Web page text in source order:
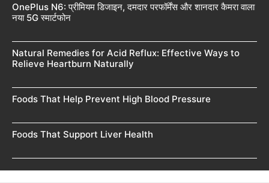
OnePlus N6: प्रीमियम डिजाइन, दमदार परफॉर्मेंस और शानदार कैमरा वाला
नया 5G स्मार्टफोन
Natural Remedies for Acid Reflux: Effective Ways to
Relieve Heartburn Naturally
Foods That Help Prevent High Blood Pressure
Foods That Support Liver Health